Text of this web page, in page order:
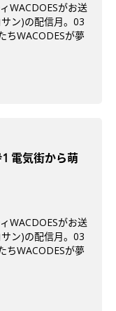
WACDOESがお送
ン)の配信月。03
ちWACODESが夢
電気街から萌
WACDOESがお送
ン)の配信月。03
ちWACODESが夢